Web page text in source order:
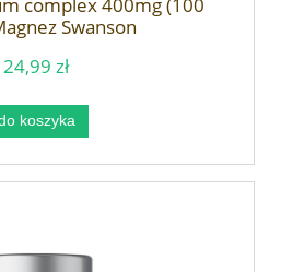
Swanson
24,99 zł
koszyka